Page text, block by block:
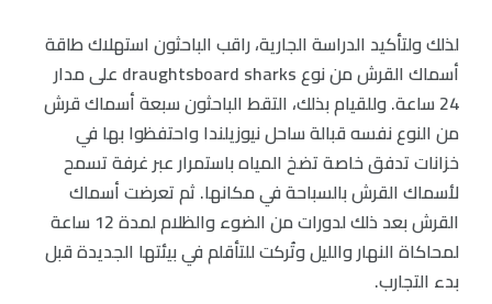
لذلك ولتأكيد الدراسة الجارية، راقب الباحثون استهلاك طاقة
أسماك القرش من نوع draughtsboard sharks على مدار
24 ساعة. وللقيام بذلك، التقط الباحثون سبعة أسماك قرش
من النوع نفسه قبالة ساحل نيوزيلندا واحتفظوا بها في
خزانات تدفق خاصة تضخ المياه باستمرار عبر غرفة تسمح
لأسماك القرش بالسباحة في مكانها. ثم تعرضت أسماك
القرش بعد ذلك لدورات من الضوء والظلام لمدة 12 ساعة
لمحاكاة النهار والليل وتُركت للتأقلم في بيئتها الجديدة قبل
بدء التجارب.